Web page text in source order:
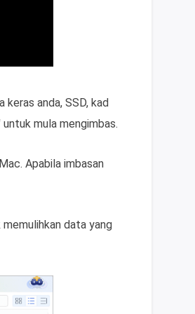
keras anda, SSD, kad
mula mengimbas.
Apabila imbasan
data yang